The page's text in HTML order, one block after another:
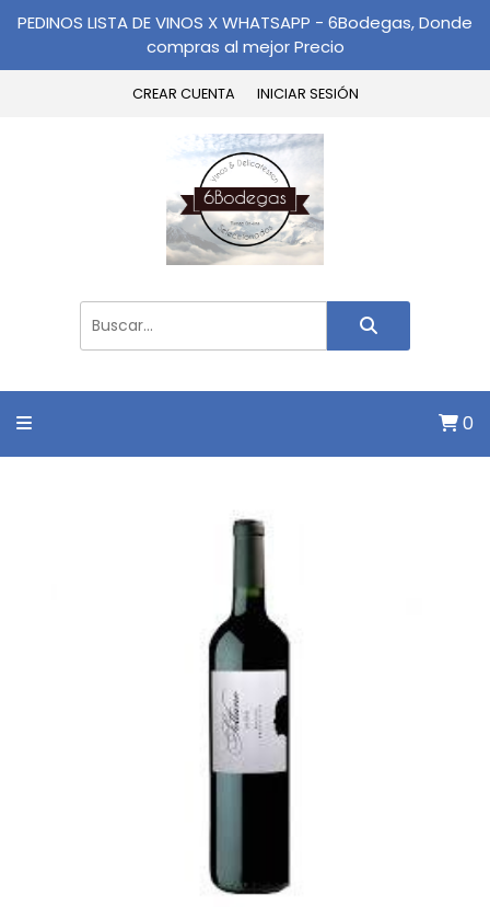
PEDINOS LISTA DE VINOS X WHATSAPP - 6Bodegas, Donde
compras al mejor Precio
CREAR CUENTA INICIAR SESIÓN
0